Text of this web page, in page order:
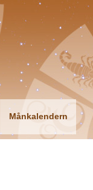
Månkalendern